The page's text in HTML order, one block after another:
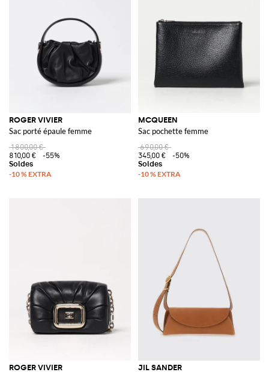
ROGER VIVIER
Sac porté épaule femme
1 800,00 €
810,00 €
-55%
MCQUEEN
Sac pochette femme
690,00 €
345,00 €
-50%
ROGER VIVIER JIL SANDER